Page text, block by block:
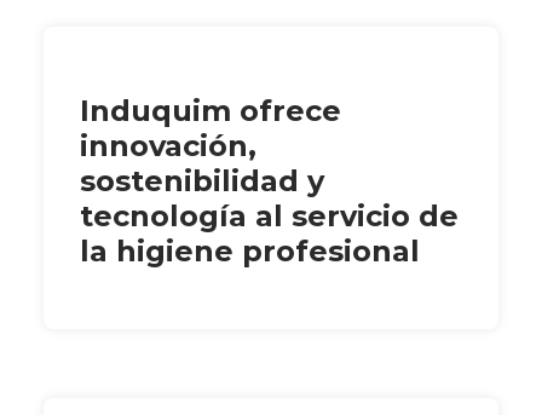
Induquim ofrece
innovación,
sostenibilidad y
tecnología al servicio de
la higiene profesional